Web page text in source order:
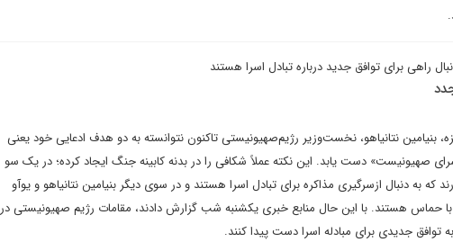
راهی برای توافق جدید درباره تبادل اسرا هستند
بنیامین نتانیاهو، نخست‌وزیر رژیم‌صهیونیستی تاکنون نتوانسته به دو هدف ادعایی خود یعنی
صهیونیست» دست یابد. این نکته عملاً شکافی را در بدنه کابینه جنگ ایجاد کرده؛ در یک سو
که به دنبال ازسرگیری مذاکره برای تبادل اسرا هستند و در سوی دیگر بنیامین نتانیاهو و یوآو
حماس هستند. با این حال منابع خبری یکشنبه شب گزارش دادند، مقامات رژیم صهیونیستی در
توافق جدیدی برای مبادله اسرا دست پیدا کنند.